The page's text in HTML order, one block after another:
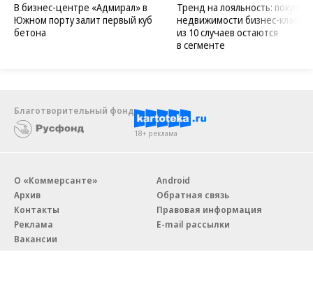
В бизнес-центре «Адмирал» в
Южном порту залит первый куб
бетона
Тренд на лояльность:
недвижимости бизнес-класса
из 10 случаев остаются
в сегменте
Благотворительный фонд
18+ реклама
О «Коммерсанте»
Архив
Контакты
Реклама
Вакансии
Android
Обратная связь
Правовая информация
E-mail рассылки